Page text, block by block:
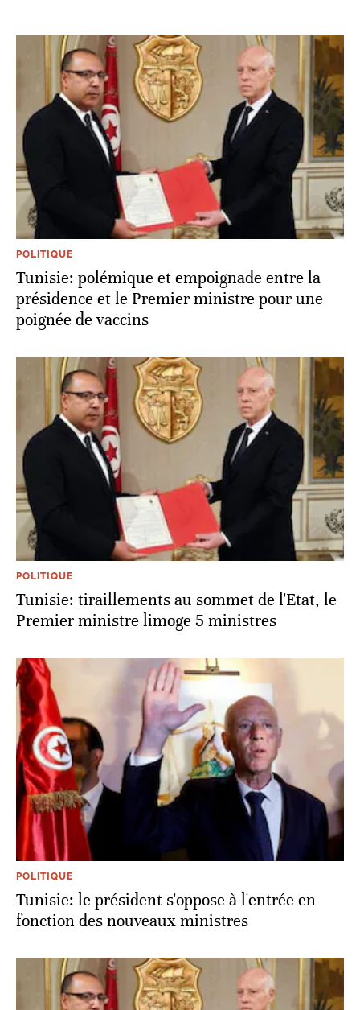
POLITIQUE
Tunisie: polémique et empoignade entre la
présidence et le Premier ministre pour une
poignée de vaccins
POLITIQUE
Tunisie: tiraillements au sommet de l'Etat, le
Premier ministre limoge 5 ministres
POLITIQUE
Tunisie: le président s'oppose à l'entrée en
fonction des nouveaux ministres